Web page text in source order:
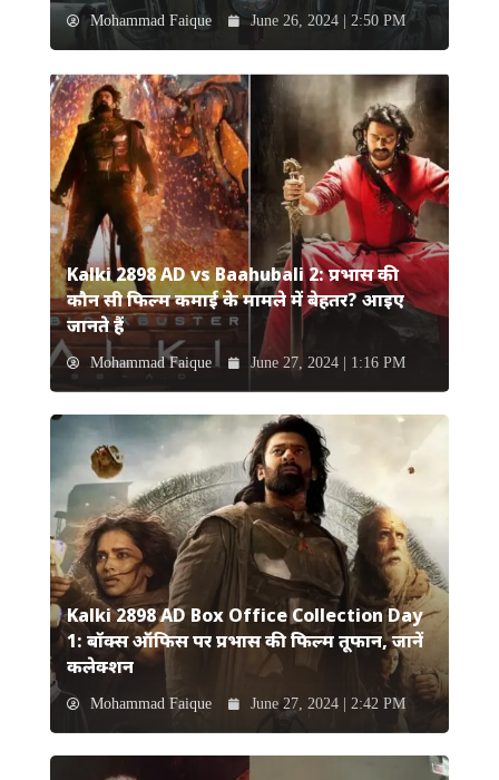
Mohammad Faique June 26, 2024 | 2:50 PM
Kalki 2898 AD vs Baahubali 2: प्रभास की
कौन सी फिल्म कमाई के मामले में बेहतर? आइए
जानते हैं
Mohammad Faique June 27, 2024 | 1:16 PM
Kalki 2898 AD Box Office Collection Day
1: बॉक्स ऑफिस पर प्रभास की फिल्म तूफान, जानें
कलेक्शन
Mohammad Faique June 27, 2024 | 2:42 PM